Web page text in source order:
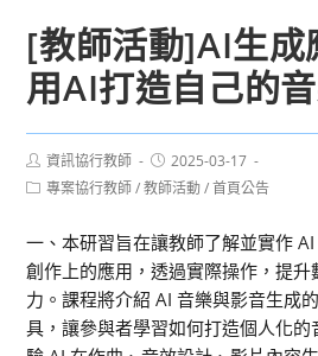
[教師活動]AI生
用AI打造自己的
Post
author:
資訊協行教師
Post
published:
2025-03-17
Post專案協行教師 / 教師活動 / 首頁公告
一、本研習旨在讓教師了解並實作
創作上的應用，透過實際操作，提
力。課程將介紹 AI 音樂與影音生成
具，讓參與者學習如何打造個人化